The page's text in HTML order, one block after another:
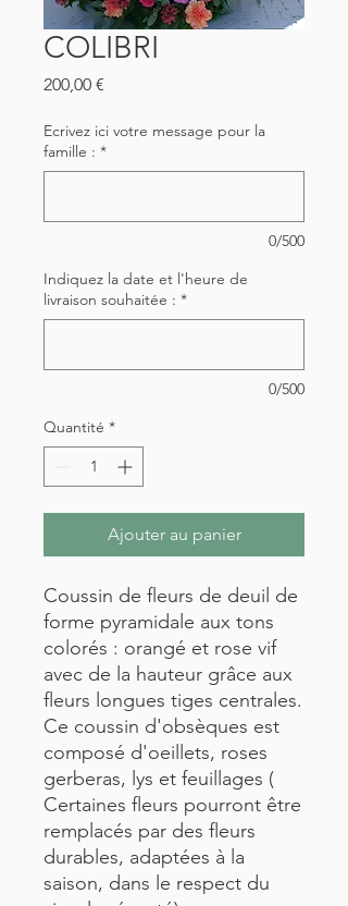
COLIBRI
200,00 €
Ecrivez ici votre message pour la
famille : *
0/500
Indiquez la date et l'heure de
livraison souhaitée : *
0/500
Quantité *
Ajouter au panier
Coussin de fleurs de deuil de
forme pyramidale aux tons
colorés : orangé et rose vif
avec de la hauteur grâce aux
fleurs longues tiges centrales.
Ce coussin d'obsèques est
composé d'oeillets, roses
gerberas, lys et feuillages (
Certaines fleurs pourront être
remplacés par des fleurs
durables, adaptées à la
saison, dans le respect du